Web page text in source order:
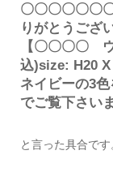
〇〇〇〇〇〇
りがとうござ
【〇〇〇〇
込)size: H20 X
ネイビーの3
でご覧下さい
と言った具合です